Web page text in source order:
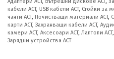
кабели ACT, USB кабели ACT, Стойки за
чанти ACT, Почистващи материали ACT,
карти ACT, Захранващи кабели ACT,
камери ACT, Аксесоари ACT, Лаптопи ACT,
Зарядни устройства ACT